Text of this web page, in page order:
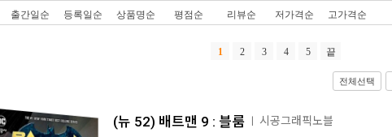
출간일순 등록일순 상품명순 평점순 리뷰순 저가격순 고가격순
1 2 3 4 5 끝
전체선택
(뉴 52) 배트맨 9 : 블룸 시공그래픽노블